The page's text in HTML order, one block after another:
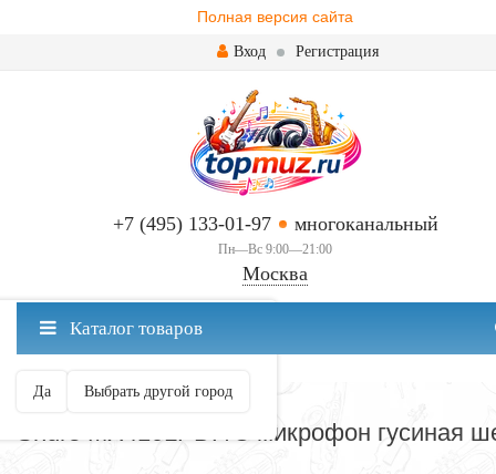
Полная версия сайта
Вход Регистрация
+7 (495) 133-01-97 многоканальный
Пн—Вс 9:00—21:00
Москва
Москва ваш город?
Да Выбрать другой город
Каталог товаров
МИКРОФОНЫ
Shure MX410LPDF/C микрофон гусиная